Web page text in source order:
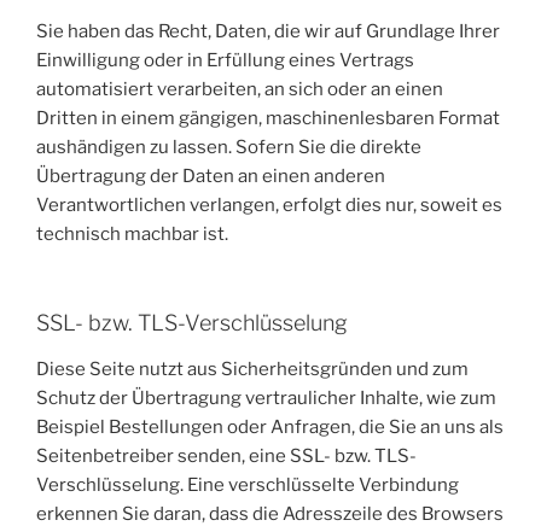
Sie haben das Recht, Daten, die wir auf Grundlage Ihrer
Einwilligung oder in Erfüllung eines Vertrags
automatisiert verarbeiten, an sich oder an einen
Dritten in einem gängigen, maschinenlesbaren Format
aushändigen zu lassen. Sofern Sie die direkte
Übertragung der Daten an einen anderen
Verantwortlichen verlangen, erfolgt dies nur, soweit es
technisch machbar ist.
SSL- bzw. TLS-Verschlüsselung
Diese Seite nutzt aus Sicherheitsgründen und zum
Schutz der Übertragung vertraulicher Inhalte, wie zum
Beispiel Bestellungen oder Anfragen, die Sie an uns als
Seitenbetreiber senden, eine SSL- bzw. TLS-
Verschlüsselung. Eine verschlüsselte Verbindung
erkennen Sie daran, dass die Adresszeile des Browsers